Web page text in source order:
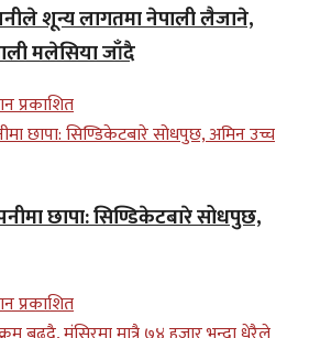
शून्य लागतमा नेपाली लैजाने,
मलेसिया जाँदै
प्रकाशित
छापा: सिण्डिकेटबारे सोधपुछ,
प्रकाशित